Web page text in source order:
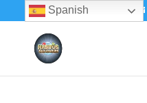
+(505) 8200-1450
Spanish